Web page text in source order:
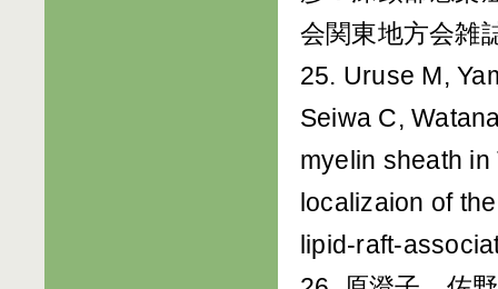
会関東地方会
25. Uruse M,
Seiwa C,
myelin sheath
localizaion of
lipid-raft-